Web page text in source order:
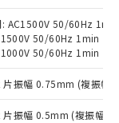
: AC1500V 50/60Hz 1min
50/60Hz 1min
50/60Hz 1min
片振幅 0.75mm (複振幅
片振幅 0.5mm (複振幅
結果は、
社内デー
あり、閲
および標
ことをご
下、 カド
ビフェニル
ル酸ブチ
へお問
カドミウ
臭化ビフェ
ルエーテ
商品
を輸出
は、日本
取引許
続きを
合は、完